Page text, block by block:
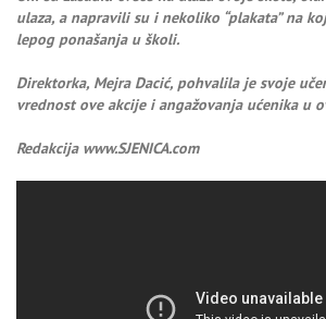
ulaza, a napravili su i nekoliko “plakata” na
lepog ponašanja u školi.
Direktorka, Mejra Dacić, pohvalila je svoje
vrednost ove akcije i angažovanja ućenika u
Redakcija www.SJENICA.com